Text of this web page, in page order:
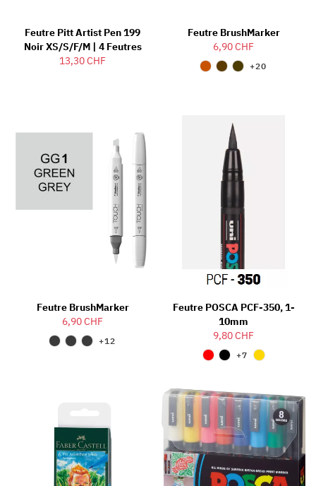
Feutre Pitt Artist Pen 199
Noir XS/S/F/M | 4 Feutres
13,30 CHF
Feutre BrushMarker
6,90 CHF
+20
Feutre BrushMarker
6,90 CHF
+12
Feutre POSCA PCF-350, 1-
10mm
9,80 CHF
+7